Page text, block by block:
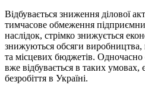
Відбувається зниження ділової
тимчасове обмеження
наслідок, стрімко знижується
знижуються обсяги
та місцевих бюджетів. Одночасно
вже відбувається в таких умовах,
безробіття в Україні.